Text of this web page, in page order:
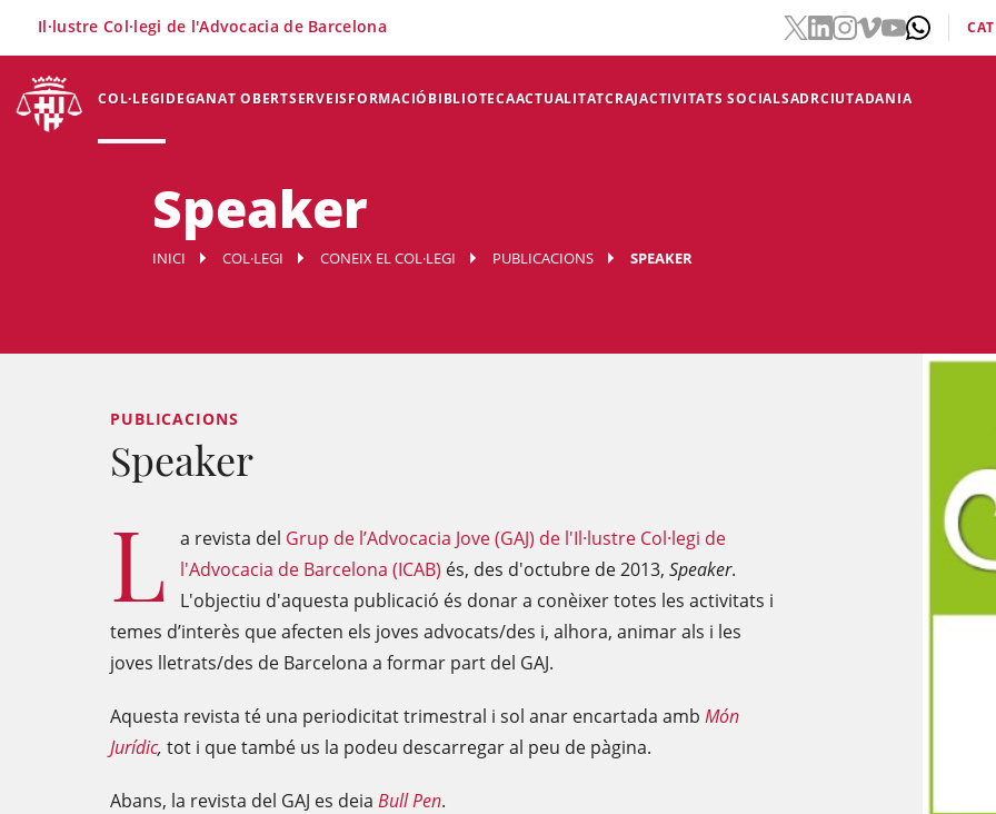
COL·LEGIDEGANAT OBERTSERVEISFORMACIÓBIBLIOTECAACTUALITATCRAJACTIVITATS SOCIALSADRCIUTADANIA
Il·lustre Col·legi de l'Advocacia de Barcelona CAT
Speaker
INICI COL·LEGI CONEIX EL COL·LEGI PUBLICACIONS SPEAKER
PUBLICACIONS
Speaker
L a revista del Grup de l’Advocacia Jove (GAJ) de l'Il·lustre Col·legi de
l'Advocacia de Barcelona (ICAB) és, des d'octubre de 2013, Speaker.
L'objectiu d'aquesta publicació és donar a conèixer totes les activitats i
temes d’interès que afecten els joves advocats/des i, alhora, animar als i les
joves lletrats/des de Barcelona a formar part del GAJ.
Aquesta revista té una periodicitat trimestral i sol anar encartada amb Món
Jurídic, tot i que també us la podeu descarregar al peu de pàgina.
Abans, la revista del GAJ es deia Bull Pen.